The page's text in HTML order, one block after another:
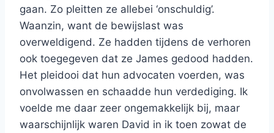
gaan. Zo pleitten ze allebei ‘onschuldig’.
Waanzin, want de bewijslast was
overweldigend. Ze hadden tijdens de verhoren
ook toegegeven dat ze James gedood hadden.
Het pleidooi dat hun advocaten voerden, was
onvolwassen en schaadde hun verdediging. Ik
voelde me daar zeer ongemakkelijk bij, maar
waarschijnlijk waren David in ik toen zowat de